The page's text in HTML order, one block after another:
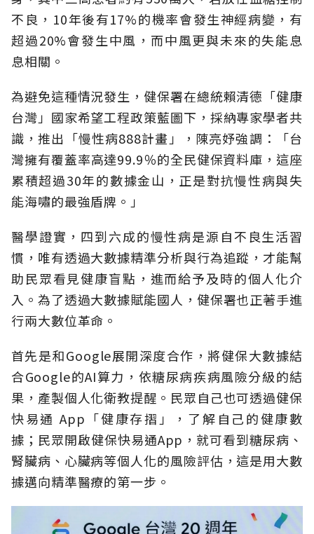
不良，10年後有17%的機率會發生神經病變，有
超過20%會發生中風，而中風更與未來的失能息
息相關。
為避免這種情況發生，健保署在總統賴清德「健康
台灣」國家希望工程政策藍圖下，採納專家學者共
識，推出「慢性病888計畫」，陳亮妤強調：「台
灣擁有覆蓋率高達99.9％的全民健保資料庫，這座
累積超過30年的數據金山，正是對抗慢性病與失
能海嘯的最強盾牌。」
醫學證實，四到六成的慢性病是源自不良生活習
慣，唯有透過大數據精準分析與行為追蹤，才能幫
助民眾看見健康盲點，進而給予及時的個人化介
入。為了透過大數據賦能國人，健保署也正著手進
行兩大數位革命。
首先是和Google展開深度合作，將健保大數據結
合Google的AI算力，依糖尿病疾病風險分級的結
果，產製個人化衛教提醒。民眾自己也可透過健保
快易通 App「健康存摺」，了解自己的健康數
據；民眾開啟健保快易通App，就可看到糖尿病、
腎臟病、心臟病等個人化的風險評估，這是用大數
據邁向精準醫療的第一步。